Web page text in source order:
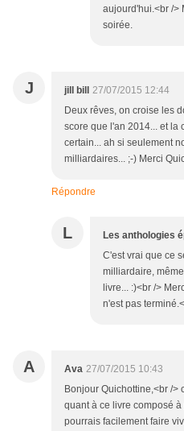
aujourd'hui.<br />
soirée.
J jill bill
27/07/2015 12:44
Deux rêves, on croise les
score que l'an 2014... et la
certain... ah si seulement
milliardaires... ;-) Merci
Répondre
L Les anthologies
C'est vrai que ce
milliardaire,
livre... :)<br />
n'est pas
A Ava 27/07/2015 10:43
Bonjour Quichottine,<br />
quant à ce livre composé
pourrais facilement faire